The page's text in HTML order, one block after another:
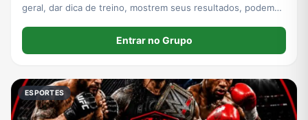
geral, dar dica de treino, mostrem seus resultados, podem
Entrar no Grupo
ESPORTES